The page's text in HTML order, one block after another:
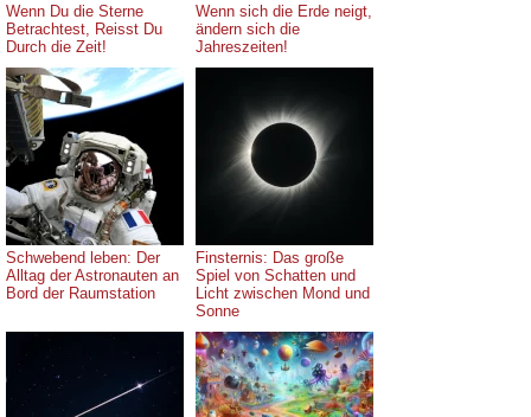
Wenn Du die Sterne
Betrachtest, Reisst Du
Durch die Zeit!
Wenn sich die Erde neigt,
ändern sich die
Jahreszeiten!
Schwebend leben: Der
Alltag der Astronauten an
Bord der Raumstation
Finsternis: Das große
Spiel von Schatten und
Licht zwischen Mond und
Sonne